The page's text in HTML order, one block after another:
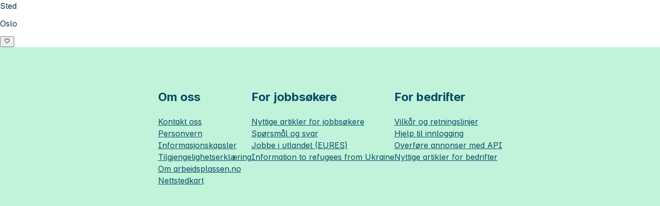
Sted
Oslo
Om oss
Kontakt oss
Personvern
Informasjonskapsler
Tilgjengelighetserklæring
Om arbeidsplassen.no
Nettstedkart
For jobbsøkere
Nyttige artikler for jobbsøkere
Spørsmål og svar
Jobbe i utlandet (EURES)
Information to refugees from Ukraine
For bedrifter
Vilkår og retningslinjer
Hjelp til innlogging
Overføre annonser med API
Nyttige artikler for bedrifter